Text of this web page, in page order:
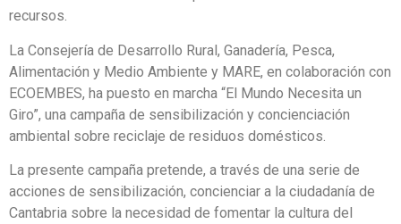
recursos.
La Consejería de Desarrollo Rural, Ganadería, Pesca,
Alimentación y Medio Ambiente y MARE, en colaboración con
ECOEMBES, ha puesto en marcha “El Mundo Necesita un
Giro”, una campaña de sensibilización y concienciación
ambiental sobre reciclaje de residuos domésticos.
La presente campaña pretende, a través de una serie de
acciones de sensibilización, concienciar a la ciudadanía de
Cantabria sobre la necesidad de fomentar la cultura del